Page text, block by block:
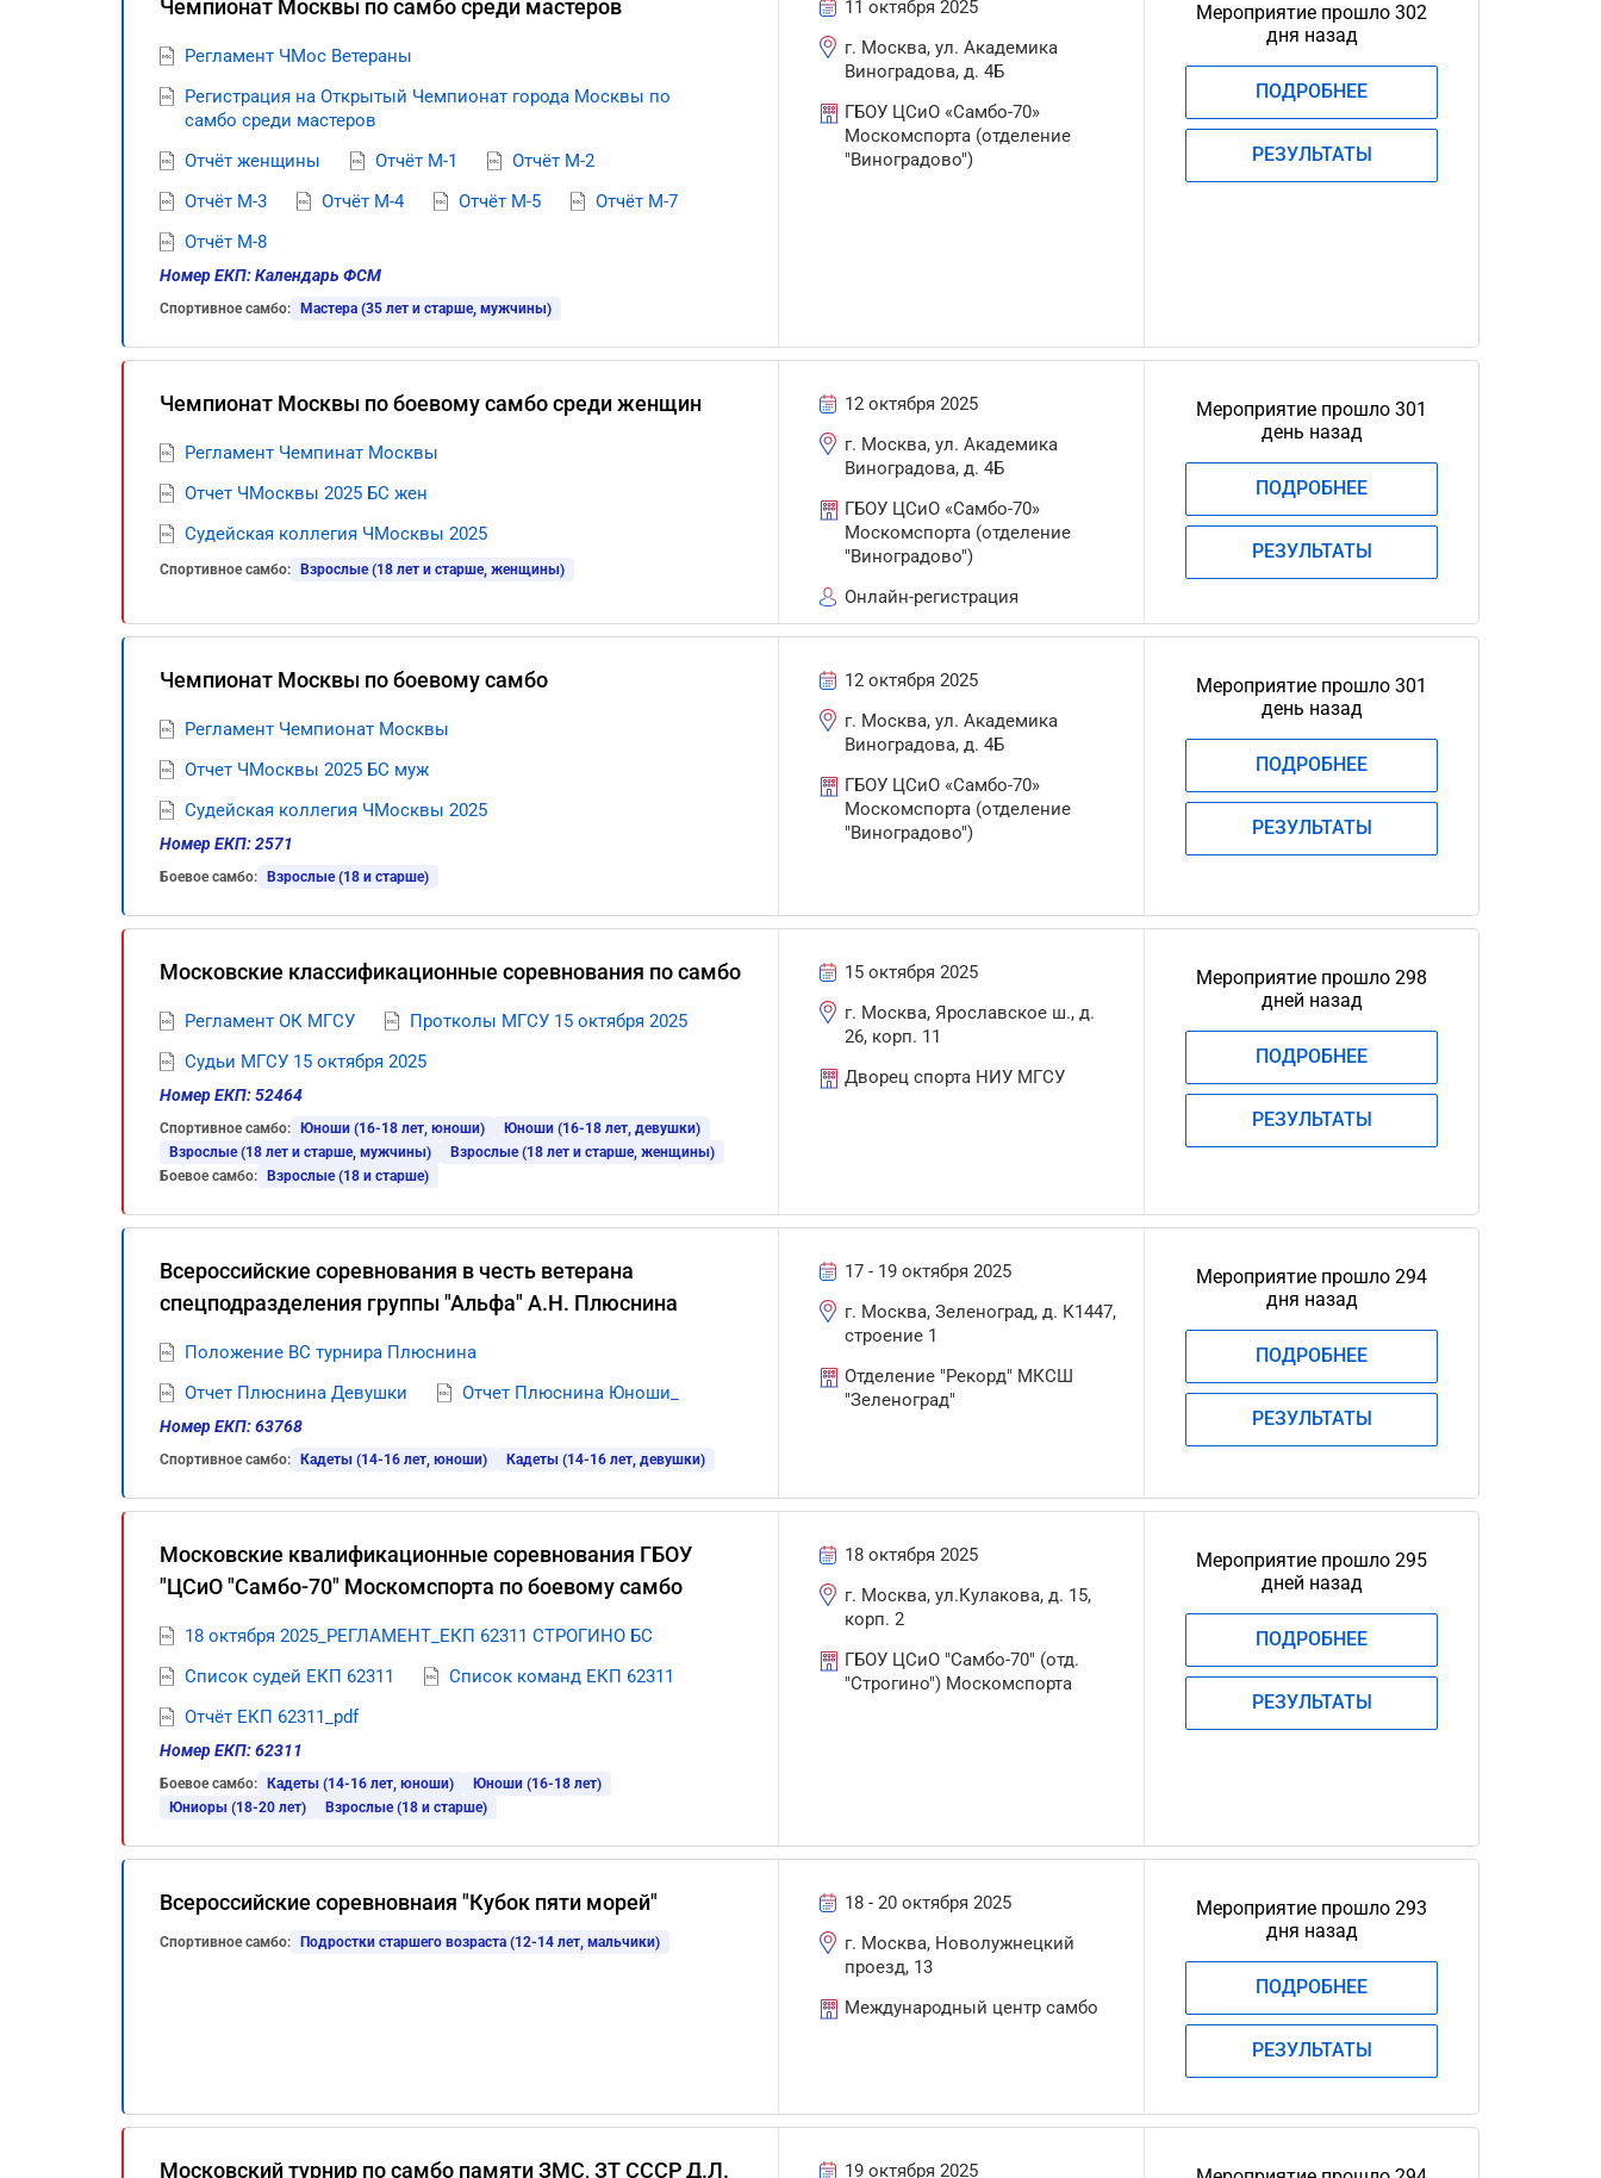
Чемпионат Москвы по самбо среди мастеров
Регламент ЧМос Ветераны
Регистрация на Открытый Чемпионат города Москвы по
самбо среди мастеров
Отчёт женщины
Отчёт М-1
Отчёт М-2
Отчёт М-3
Отчёт М-4 Отчёт М-5
Отчёт М-7
Отчёт М-8
Номер ЕКП: Календарь ФСМ
Спортивное самбо: Мастера (35 лет и старше, мужчины)
11 октября 2025
г. Москва, ул. Академика
Виноградова, д. 4Б
ГБОУ ЦСиО «Самбо-70»
Москомспорта (отделение
"Виноградово")
Мероприятие прошло 302
дня назад
ПОДРОБНЕЕ
РЕЗУЛЬТАТЫ
Чемпионат Москвы по боевому самбо среди женщин
Регламент Чемпинат Москвы
Отчет ЧМосквы 2025 БС жен
Судейская коллегия ЧМосквы 2025
Спортивное самбо: Взрослые (18 лет и старше, женщины)
12 октября 2025
г. Москва, ул. Академика
Виноградова, д. 4Б
ГБОУ ЦСиО «Самбо-70»
Москомспорта (отделение
"Виноградово")
Онлайн-регистрация
Мероприятие прошло 301
день назад
ПОДРОБНЕЕ
РЕЗУЛЬТАТЫ
Чемпионат Москвы по боевому самбо
Регламент Чемпионат Москвы
Отчет ЧМосквы 2025 БС муж
Судейская коллегия ЧМосквы 2025
Номер ЕКП: 2571
Боевое самбо: Взрослые (18 и старше)
12 октября 2025
г. Москва, ул. Академика
Виноградова, д. 4Б
ГБОУ ЦСиО «Самбо-70»
Москомспорта (отделение
"Виноградово")
Мероприятие прошло 301
день назад
ПОДРОБНЕЕ
РЕЗУЛЬТАТЫ
Московские классификационные соревнования по самбо
Регламент ОК МГСУ
Протколы МГСУ 15 октября 2025
Судьи МГСУ 15 октября 2025
Номер ЕКП: 52464
Спортивное самбо: Юноши (16-18 лет, юноши)
Юноши (16-18 лет, девушки)
Взрослые (18 лет и старше, мужчины)
Взрослые (18 лет и старше, женщины)
Боевое самбо:
Взрослые (18 и старше)
15 октября 2025
г. Москва, Ярославское ш., д.
26, корп. 11
Дворец спорта НИУ МГСУ
Мероприятие прошло 298
дней назад
ПОДРОБНЕЕ
РЕЗУЛЬТАТЫ
Всероссийские соревнования в честь ветерана
спецподразделения группы "Альфа" А.Н. Плюснина
Положение ВС турнира Плюснина
Отчет Плюснина Девушки
Отчет Плюснина Юноши_
Номер ЕКП: 63768
Спортивное самбо: Кадеты (14-16 лет, юноши) Кадеты (14-16 лет, девушки)
17 - 19 октября 2025
г. Москва, Зеленоград, д. К1447,
строение 1
Отделение "Рекорд" МКСШ
"Зеленоград"
Мероприятие прошло 294
дня назад
ПОДРОБНЕЕ
РЕЗУЛЬТАТЫ
Московские квалификационные соревнования ГБОУ
"ЦСиО "Самбо-70" Москомспорта по боевому самбо
18 октября 2025_РЕГЛАМЕНТ_ЕКП 62311 СТРОГИНО БС
Список судей ЕКП 62311
Список команд ЕКП 62311
Отчёт ЕКП 62311_pdf
Номер ЕКП: 62311
Боевое самбо: Кадеты (14-16 лет, юноши)
Юноши (16-18 лет)
Юниоры (18-20 лет)
Взрослые (18 и старше)
18 октября 2025
г. Москва, ул.Кулакова, д. 15,
корп. 2
ГБОУ ЦСиО "Самбо-70" (отд.
"Строгино") Москомспорта
Мероприятие прошло 295
дней назад
ПОДРОБНЕЕ
РЕЗУЛЬТАТЫ
Всероссийские соревновнаия "Кубок пяти морей"
Спортивное самбо: Подростки старшего возраста (12-14 лет, мальчики)
18 - 20 октября 2025
г. Москва, Новолужнецкий
проезд, 13
Международный центр самбо
Мероприятие прошло 293
дня назад
ПОДРОБНЕЕ
РЕЗУЛЬТАТЫ
Московский турнир по самбо памяти ЗМС, ЗТ СССР Д.Л. 19 октября 2025